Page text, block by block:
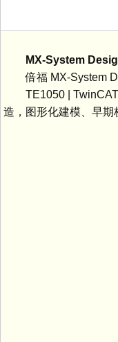
MX‑System
倍福 MX‑System
TE1050 | TwinCAT 3
造，图形化建模、早